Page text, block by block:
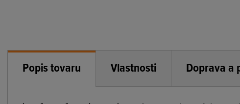
Popis tovaru Vlastnosti Doprava a